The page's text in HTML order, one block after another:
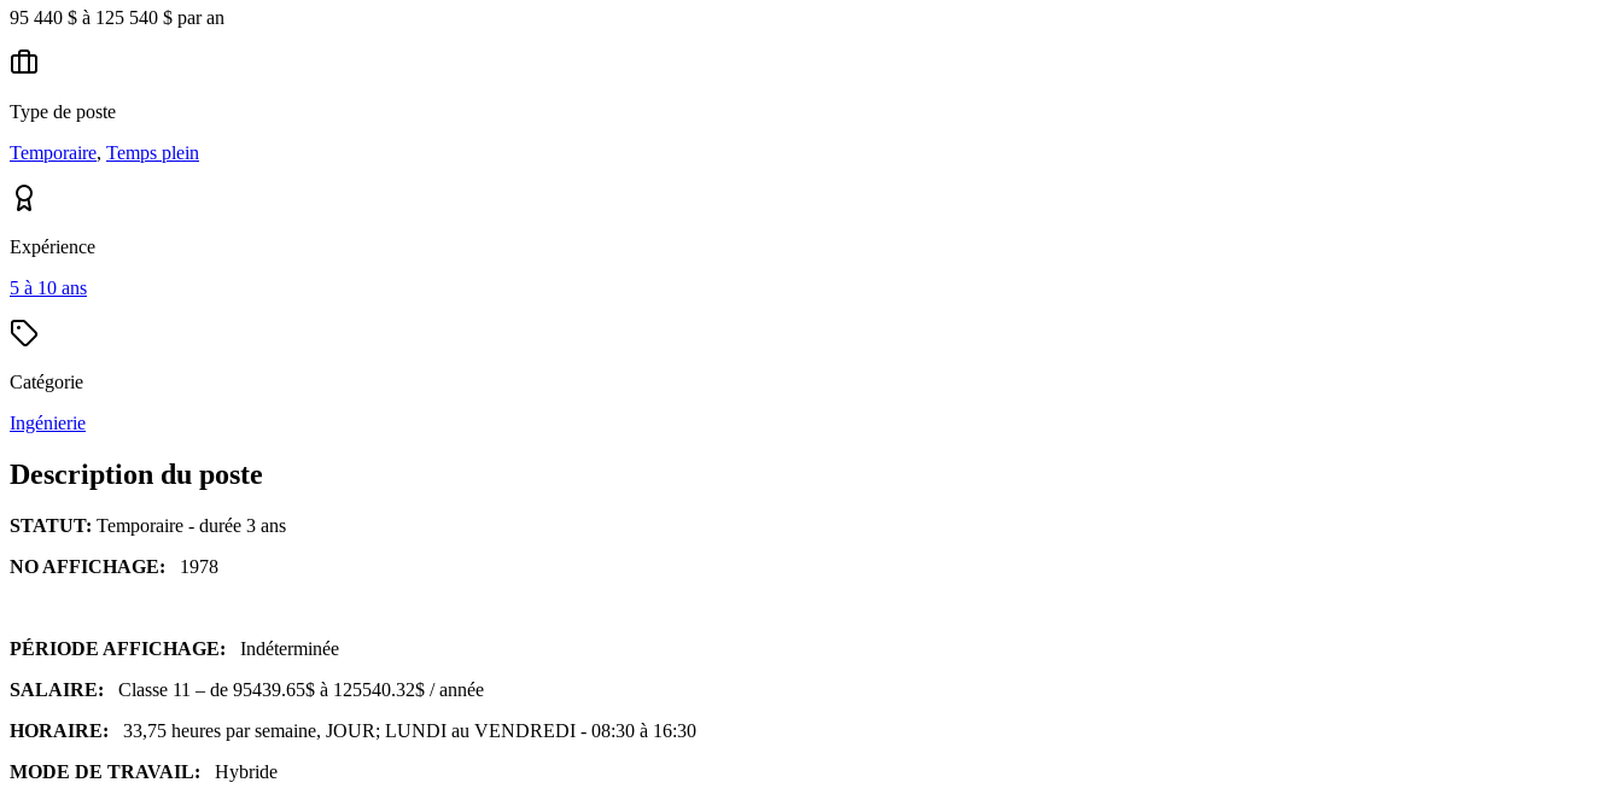
95 440 $ à 125 540 $ par an
Type de poste
Temporaire, Temps plein
Expérience
5 à 10 ans
Catégorie
Ingénierie
Description du poste
STATUT: Temporaire - durée 3 ans
NO AFFICHAGE: 1978
PÉRIODE AFFICHAGE: Indéterminée
SALAIRE: Classe 11 – de 95439.65$ à 125540.32$ / année
HORAIRE: 33,75 heures par semaine, JOUR; LUNDI au VENDREDI - 08:30 à 16:30
MODE DE TRAVAIL: Hybride